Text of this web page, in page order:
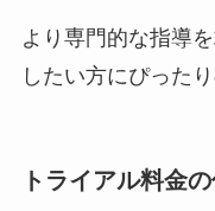
より専門的な指導
したい方にぴった
トライアル料金